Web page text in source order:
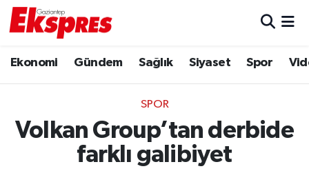
Ekonomi Gündem Sağlık Siyaset Spor
SPOR
Volkan Group’tan derbide
farklı galibiyet
Ekonomi
Gaziantep son dakika
Trafik Durumu
Puan Durumu ve Fikstür
Tüm Manşetler